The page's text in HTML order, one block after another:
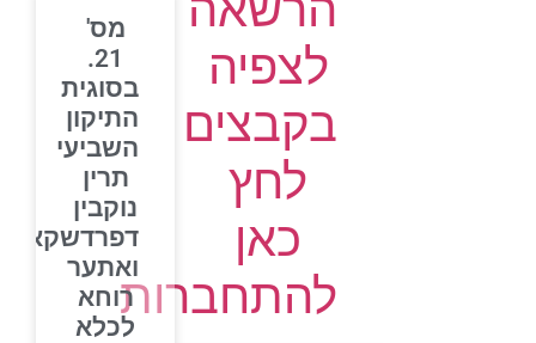
לצפיה
בקבצים
לחץ
כאן
להתחברות
מס'
21.
בסוגית
התיקון
השביעי
תרין
נוקבין
דפרדשקא,
ואתער
רוחא
לכלא